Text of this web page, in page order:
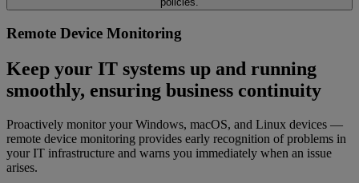
Remote Device Monitoring
Keep your IT systems up and running
smoothly, ensuring business continuity
Proactively monitor your Windows, macOS, and Linux devices —
remote device monitoring provides early recognition of problems in
your IT infrastructure and warns you immediately when an issue
arises.